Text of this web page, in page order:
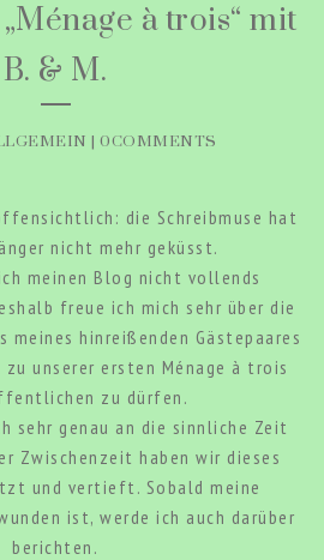
à trois“ mit
B. & M.
| 0COMMENTS
die Schreibmuse hat
nicht mehr geküsst.
meinen Blog nicht vollends
freue ich mich sehr über die
meines hinreißenden Gästepaares
unserer ersten Ménage à trois
zu dürfen.
sehr genau an die sinnliche Zeit
Zwischenzeit haben wir dieses
und vertieft. Sobald meine
ist, werde ich auch darüber
berichten.